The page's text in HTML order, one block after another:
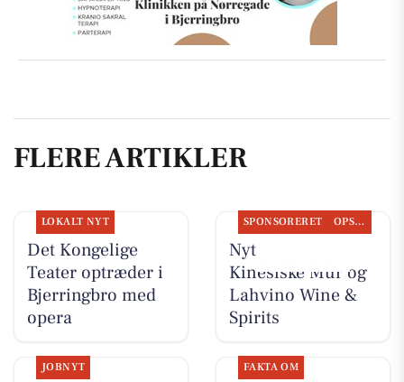
FLERE ARTIKLER
LOKALT NYT
Det Kongelige
Teater optræder i
Bjerringbro med
opera
SPONSORERET OPSLAGSTAVLEN
Nyt fra Den
Kinesiske Mur og
Lahvino Wine &
Spirits
JOBNYT FAKTA OM